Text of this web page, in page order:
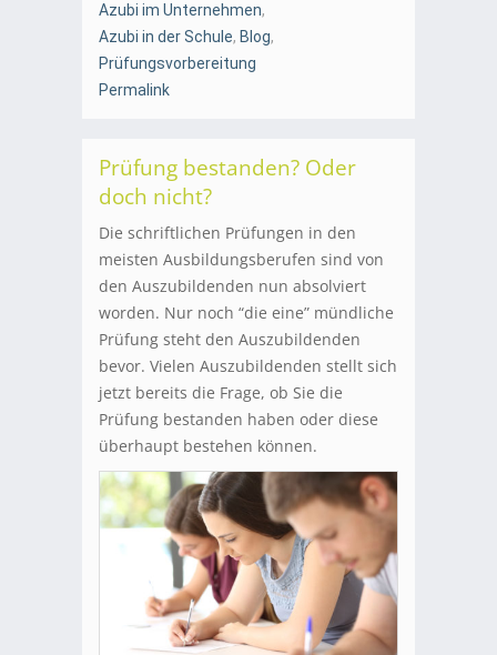
Azubi im Unternehmen,
Azubi in der Schule, Blog,
Prüfungsvorbereitung
Permalink
Prüfung bestanden? Oder
doch nicht?
Die schriftlichen Prüfungen in den
meisten Ausbildungsberufen sind von
den Auszubildenden nun absolviert
worden. Nur noch “die eine” mündliche
Prüfung steht den Auszubildenden
bevor. Vielen Auszubildenden stellt sich
jetzt bereits die Frage, ob Sie die
Prüfung bestanden haben oder diese
überhaupt bestehen können.